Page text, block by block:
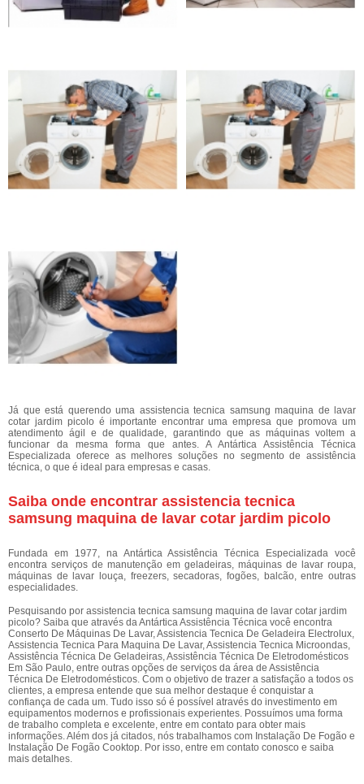
Já que está querendo uma assistencia tecnica samsung maquina de lavar
cotar jardim picolo é importante encontrar uma empresa que promova um
atendimento ágil e de qualidade, garantindo que as máquinas voltem a
funcionar da mesma forma que antes. A Antártica Assistência Técnica
Especializada oferece as melhores soluções no segmento de assistência
técnica, o que é ideal para empresas e casas.
Saiba onde encontrar assistencia tecnica
samsung maquina de lavar cotar jardim picolo
Fundada em 1977, na Antártica Assistência Técnica Especializada você
encontra serviços de manutenção em geladeiras, máquinas de lavar roupa,
máquinas de lavar louça, freezers, secadoras, fogões, balcão, entre outras
especialidades.
Pesquisando por assistencia tecnica samsung maquina de lavar cotar jardim
picolo? Saiba que através da Antártica Assistência Técnica você encontra
Conserto De Máquinas De Lavar, Assistencia Tecnica De Geladeira Electrolux,
Assistencia Tecnica Para Maquina De Lavar, Assistencia Tecnica Microondas,
Assistência Técnica De Geladeiras, Assistência Técnica De Eletrodomésticos
Em São Paulo, entre outras opções de serviços da área de Assistência
Técnica De Eletrodomésticos. Com o objetivo de trazer a satisfação a todos os
clientes, a empresa entende que sua melhor destaque é conquistar a
confiança de cada um. Tudo isso só é possível através do investimento em
equipamentos modernos e profissionais experientes. Possuímos uma forma
de trabalho completa e excelente, entre em contato para obter mais
informações. Além dos já citados, nós trabalhamos com Instalação De Fogão e
Instalação De Fogão Cooktop. Por isso, entre em contato conosco e saiba
mais detalhes.